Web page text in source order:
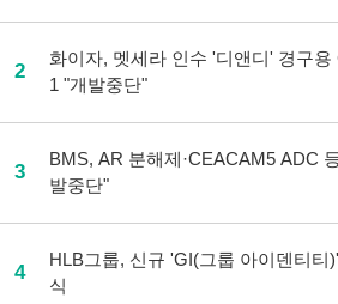
2
화이자, 멧세라 인수 '디앤디' 경구용
1 "개발중단"
3
BMS, AR 분해제·CEACAM5 ADC
발중단"
4
HLB그룹, 신규 'GI(그룹 아이덴티티
식